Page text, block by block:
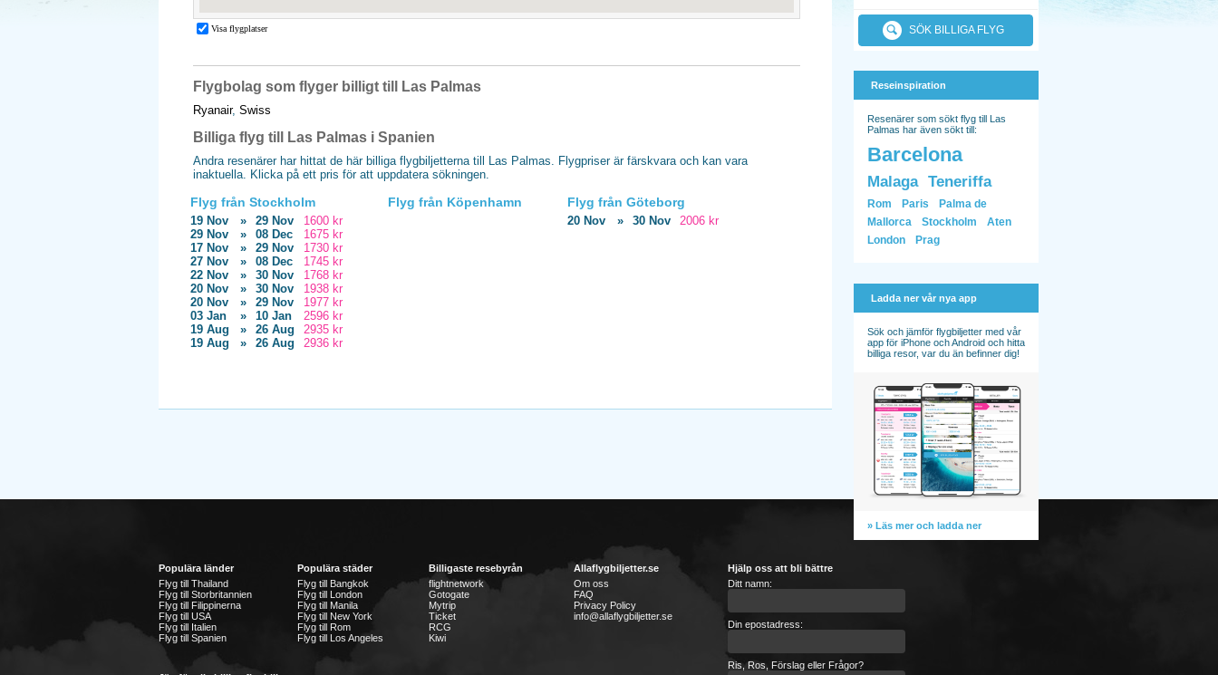
Flygbolag som flyger billigt till Las Palmas
Ryanair, Swiss
Billiga flyg till Las Palmas i Spanien
Andra resenärer har hittat de här billiga flygbiljetterna till Las Palmas. Flygpriser är färskvara och kan vara
inaktuella. Klicka på ett pris för att uppdatera sökningen.
Flyg från Stockholm
19 Nov » 29 Nov
1600 kr
29 Nov
» 08 Dec
1675 kr
17 Nov
» 29 Nov
1730 kr
27 Nov
» 08 Dec
1745 kr
22 Nov
» 30 Nov
1768 kr
20 Nov
» 30 Nov
1938 kr
20 Nov
» 29 Nov
1977 kr
03 Jan
» 10 Jan
2596 kr
19 Aug
» 26 Aug
2935 kr
19 Aug
» 26 Aug 2936 kr
Flyg från Köpenhamn Flyg från Göteborg
20 Nov » 30 Nov 2006 kr
SÖK BILLIGA FLYG
Reseinspiration
Resenärer som sökt flyg till Las
Palmas har även sökt till:
Barcelona
Malaga Teneriffa
Rom Paris
Palma de
Mallorca
Stockholm
Aten
London
Prag
Ladda ner vår nya app
Sök och jämför flygbiljetter med vår
app för iPhone och Android och hitta
billiga resor, var du än befinner dig!
» Läs mer och ladda ner
Populära länder
Flyg till Thailand
Flyg till Storbritannien
Flyg till Filippinerna
Flyg till USA
Flyg till Italien
Flyg till Spanien
Populära städer
Flyg till Bangkok
Flyg till London
Flyg till Manila
Flyg till New York
Flyg till Rom
Flyg till Los Angeles
Billigaste resebyrån
flightnetwork
Gotogate
Mytrip
Ticket
RCG
Kiwi
Allaflygbiljetter.se
Om oss
FAQ
Privacy Policy
info@allaflygbiljetter.se
Hjälp oss att bli bättre
Ditt namn:
Din epostadress:
Ris, Ros, Förslag eller Frågor?